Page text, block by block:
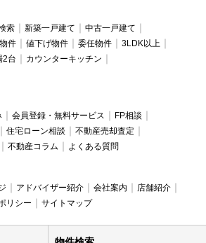
索 新築一戸建て
中古一戸建て
件 値下げ物件 委任物件
3LDK以上
2台
カウンターキッチン
会員登録・無料サービス
FP相談
住宅ローン相談
不動産売却査定
不動産コラム よくある質問
アドバイザー紹介 会社案内
店舗紹介
リシー サイトマップ